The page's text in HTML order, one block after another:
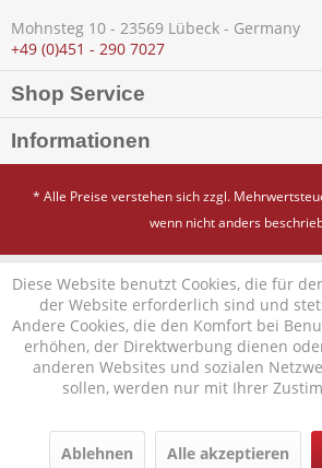
Mohnsteg 10 - 23569 Lübeck - Germany
+49 (0)451 - 290 7027
Shop Service
Informationen
* Alle Preise verstehen sich zzgl.
wenn nicht anders
Diese Website benutzt Cookies, die für
der Website erforderlich sind und
Andere Cookies, die den Komfort bei
erhöhen, der Direktwerbung dienen
anderen Websites und sozialen
sollen, werden nur mit Ihrer
Ablehnen Alle akzeptieren